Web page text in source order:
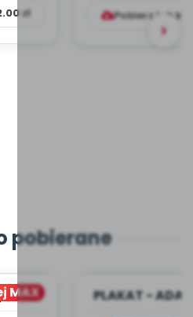
zł Pobierz lub
pobierane
MAX
PLAKAT -